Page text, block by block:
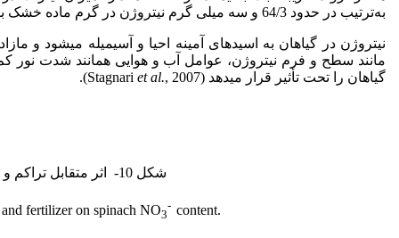
به‌ترتیب در حدود 64/3 و سه میلی گرم نیتروژن در گرم ماده خشک بود (شکل 12).
نیتروژن در گیاهان به اسیدهای آمینه احیا و آسیمیله می­شود و
مانند سطح و فرم نیتروژن، عوامل آب و هوایی همانند شدت نور
گیاهان را تحت تأثیر قرار می­دهد (Stagnari
et al., 2007).
شکل 10- اثر متقابل تراکم و کوددهی بر غلظت
fertilizer on spinach NO3
- content.